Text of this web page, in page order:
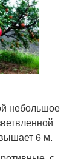
небольшое
6 м.